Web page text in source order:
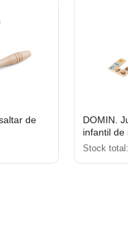
de
DOMIN.
infantil de
piezas
Stock